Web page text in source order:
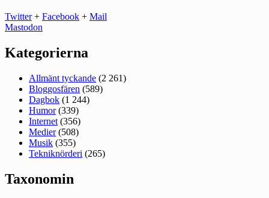
Twitter+ Facebook + Mail
Mastodon
Kategorierna
Allmänt tyckande (2 261)
Bloggosfären (589)
Dagbok (1 244)
Humor(339)
Internet (356)
Medier(508)
Musik (355)
Tekniknörderi (265)
Taxonomin